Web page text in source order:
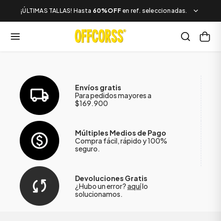
¡ÚLTIMAS TALLAS! Hasta 60%OFF en ref. seleccionadas.
Envíos gratis
Para pedidos mayores a
$169.900
Múltiples Medios de Pago
Compra fácil, rápido y 100%
seguro.
Devoluciones Gratis
¿Hubo un error?aquílo
solucionamos.